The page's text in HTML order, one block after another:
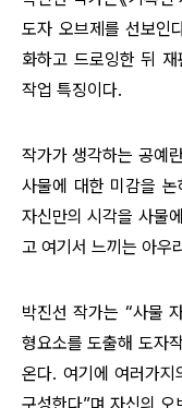
도자 오브제를 선보인
화하고 드로잉한 뒤
작업 특징이다.
작가가 생각하는 공예
사물에 대한 미감을
자신만의 시각을 사물
고 여기서 느끼는 아우
박진선 작가는 “사물
형요소를 도출해 도자
온다. 여기에 여러가